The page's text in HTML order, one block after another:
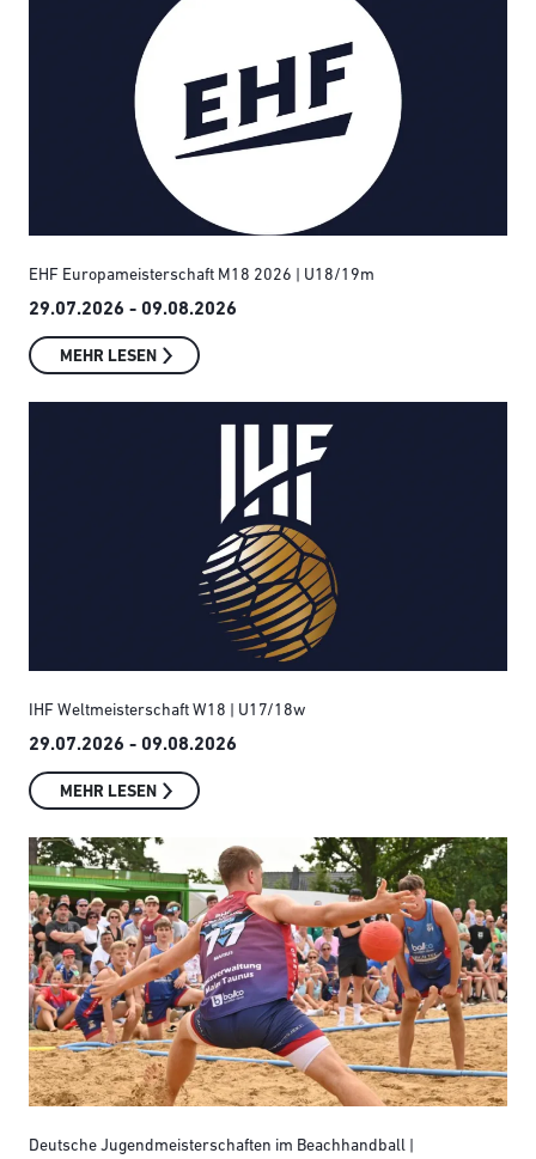
EHF Europameisterschaft M18 2026 | U18/19m
29.07.2026 - 09.08.2026
MEHR LESEN
IHF Weltmeisterschaft W18 | U17/18w
29.07.2026 - 09.08.2026
MEHR LESEN
Deutsche Jugendmeisterschaften im Beachhandball |